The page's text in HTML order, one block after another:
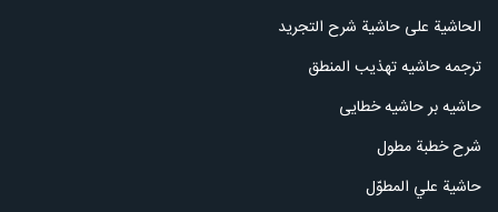
الحاشیة علی حاشیة شرح التجرید
ترجمه حاشیه تهذیب المنطق
حاشیه بر حاشیه خطایی
شرح خطبة مطول
حاشية علي المطوّل